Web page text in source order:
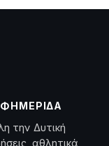
την Δυτική
αθλητικά,